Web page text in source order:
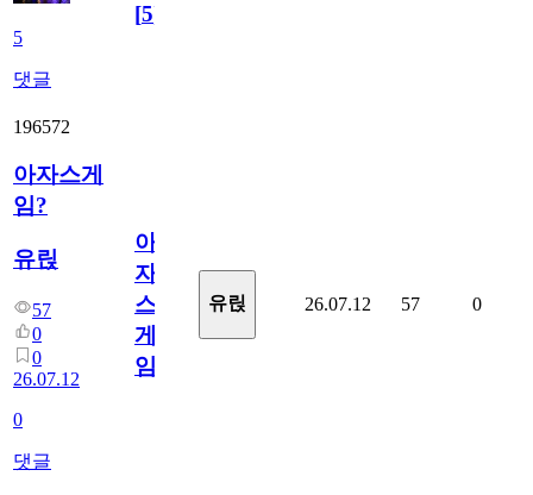
5
댓글
[5]
196572
아자스게
임?
유릱
57
0
0
26.07.12
0
댓글
아
자
스
게
임?
유릱 26.07.12 57 0